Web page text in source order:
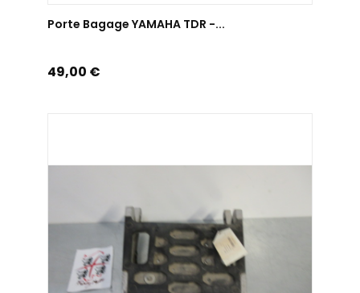
Porte Bagage YAMAHA TDR -...
Prix
49,00 €